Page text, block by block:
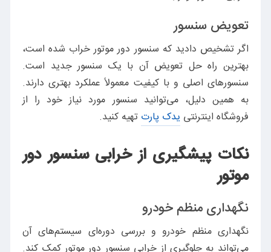
تعویض سنسور
اگر تشخیص دادید که سنسور دور موتور خراب شده است،
بهترین راه حل تعویض آن با یک سنسور جدید است.
سنسورهای اصلی و با کیفیت معمولاً عملکرد بهتری دارند.
به همین دلیل، می‌توانید سنسور مورد نیاز خود را از
فروشگاه اینترنتی یدک پارت تهیه کنید.
نکات پیشگیری از خرابی سنسور دور
موتور
نگهداری منظم خودرو
نگهداری منظم خودرو و بررسی دوره‌ای سیستم‌های آن